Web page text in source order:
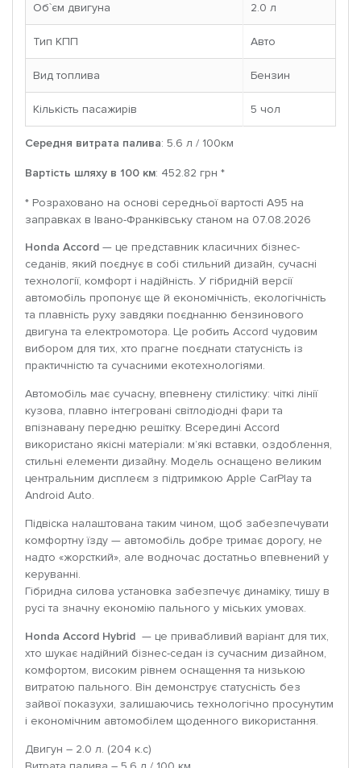
Об`єм двигуна 2.0 л
Тип КПП Авто
Вид топлива Бензин
Кількість пасажирів 5 чoл
Середня витрата палива: 5.6 л / 100км
Вартість шляху в 100 км: 452.82 грн *
* Розраховано на основі середньої вартості A95 на
заправках в Івано-Франківську станом на 07.08.2026
Honda Accord — це представник класичних бізнес-
седанів, який поєднує в собі стильний дизайн, сучасні
технології, комфорт і надійність. У гібридній версії
автомобіль пропонує ще й економічність, екологічність
та плавність руху завдяки поєднанню бензинового
двигуна та електромотора. Це робить Accord чудовим
вибором для тих, хто прагне поєднати статусність із
практичністю та сучасними екотехнологіями.
Автомобіль має сучасну, впевнену стилістику: чіткі лінії
кузова, плавно інтегровані світлодіодні фари та
впізнавану передню решітку. Всередині Accord
використано якісні матеріали: м’які вставки, оздоблення,
стильні елементи дизайну. Модель оснащено великим
центральним дисплеєм з підтримкою Apple CarPlay та
Android Auto.
Підвіска налаштована таким чином, щоб забезпечувати
комфортну їзду — автомобіль добре тримає дорогу, не
надто «жорсткий», але водночас достатньо впевнений у
керуванні.
Гібридна силова установка забезпечує динаміку, тишу в
русі та значну економію пального у міських умовах.
Honda Accord Hybrid — це привабливий варіант для тих,
хто шукає надійний бізнес-седан із сучасним дизайном,
комфортом, високим рівнем оснащення та низькою
витратою пального. Він демонструє статусність без
зайвої показухи, залишаючись технологічно просунутим
і економічним автомобілем щоденного використання.
Двигун – 2.0 л. (204 к.с)